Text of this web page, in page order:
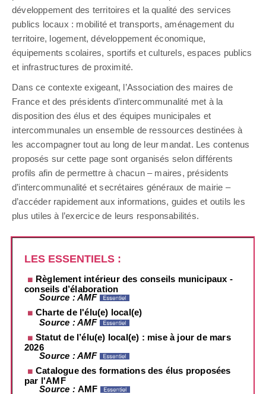
développement des territoires et la qualité des services
publics locaux : mobilité et transports, aménagement du
territoire, logement, développement économique,
équipements scolaires, sportifs et culturels, espaces publics
et infrastructures de proximité.
Dans ce contexte exigeant, l’Association des maires de
France et des présidents d’intercommunalité met à la
disposition des élus et des équipes municipales et
intercommunales un ensemble de ressources destinées à
les accompagner tout au long de leur mandat. Les contenus
proposés sur cette page sont organisés selon différents
profils afin de permettre à chacun – maires, présidents
d’intercommunalité et secrétaires généraux de mairie –
d’accéder rapidement aux informations, guides et outils les
plus utiles à l’exercice de leurs responsabilités.
LES ESSENTIELS :
Règlement intérieur des conseils municipaux -
conseils d’élaboration
Source : AMF
Charte de l'élu(e) local(e)
Source : AMF
Statut de l’élu(e) local(e) : mise à jour de mars
2026
Source : AMF
Catalogue des formations des élus proposées
par l'AMF
Source : AMF